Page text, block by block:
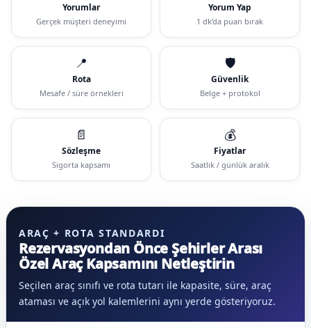
Yorumlar
Gerçek müşteri deneyimi
Yorum Yap
1 dk’da puan bırak
📍
Rota
Mesafe / süre örnekleri
🛡️
Güvenlik
Belge + protokol
📄
Sözleşme
Sigorta kapsamı
💰
Fiyatlar
Saatlik / günlük aralık
ARAÇ + ROTA STANDARDI
Rezervasyondan Önce Şehirler Arası
Özel Araç Kapsamını Netleştirin
Seçilen araç sınıfı ve rota tutarı ile kapasite, süre, araç
ataması ve açık yol kalemlerini aynı yerde gösteriyoruz.